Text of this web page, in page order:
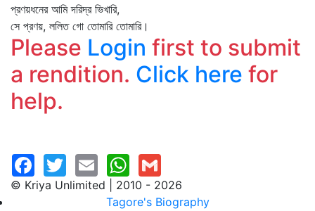
প্রণয়ধনের আমি দরিদ্র ভিখারি,
সে প্রণয়, ললিত গো তোমারি তোমারি।
Please Login first to submit
a rendition. Click here for
help.
© Kriya Unlimited | 2010 - 2026
Tagore's Biography